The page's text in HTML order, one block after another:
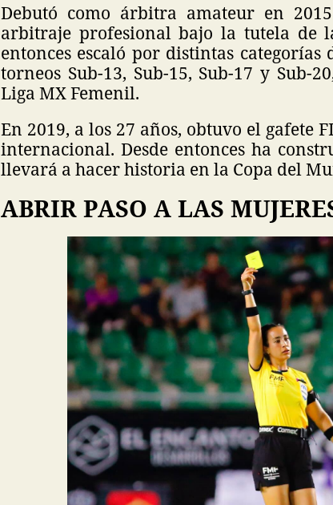
Debutó como árbitra amateur en
arbitraje profesional bajo la tutela de
entonces escaló por distintas
torneos Sub-13, Sub-15, Sub-17 y Sub-
Liga MX Femenil.
En 2019, a los 27 años, obtuvo el gafete
internacional. Desde entonces ha
llevará a hacer historia en la Copa del
ABRIR PASO A LAS